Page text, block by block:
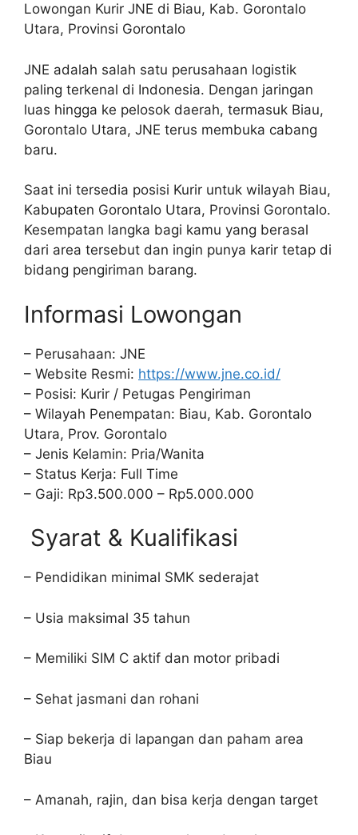
Lowongan Kurir JNE di Biau, Kab. Gorontalo
Utara, Provinsi Gorontalo
JNE adalah salah satu perusahaan logistik
paling terkenal di Indonesia. Dengan jaringan
luas hingga ke pelosok daerah, termasuk Biau,
Gorontalo Utara, JNE terus membuka cabang
baru.
Saat ini tersedia posisi Kurir untuk wilayah Biau,
Kabupaten Gorontalo Utara, Provinsi Gorontalo.
Kesempatan langka bagi kamu yang berasal
dari area tersebut dan ingin punya karir tetap di
bidang pengiriman barang.
Informasi Lowongan
– Perusahaan: JNE
– Website Resmi: https://www.jne.co.id/
– Posisi: Kurir / Petugas Pengiriman
– Wilayah Penempatan: Biau, Kab. Gorontalo
Utara, Prov. Gorontalo
– Jenis Kelamin: Pria/Wanita
– Status Kerja: Full Time
– Gaji: Rp3.500.000 – Rp5.000.000
Syarat & Kualifikasi
– Pendidikan minimal SMK sederajat
– Usia maksimal 35 tahun
– Memiliki SIM C aktif dan motor pribadi
– Sehat jasmani dan rohani
– Siap bekerja di lapangan dan paham area
Biau
– Amanah, rajin, dan bisa kerja dengan target